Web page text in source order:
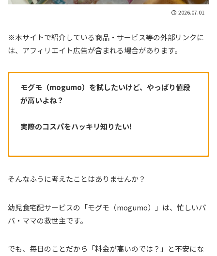
2026.07.01
※本サイトで紹介している商品・サービス等の外部リンクに
は、アフィリエイト広告が含まれる場合があります。
モグモ（mogumo）を試したいけど、やっぱり値段
が高いよね？
実際のコスパをハッキリ知りたい!
そんなふうに考えたことはありませんか？
幼児食宅配サービスの「モグモ（mogumo）」は、忙しいパ
パ・ママの救世主です。
でも、毎日のことだから「料金が高いのでは？」と不安にな